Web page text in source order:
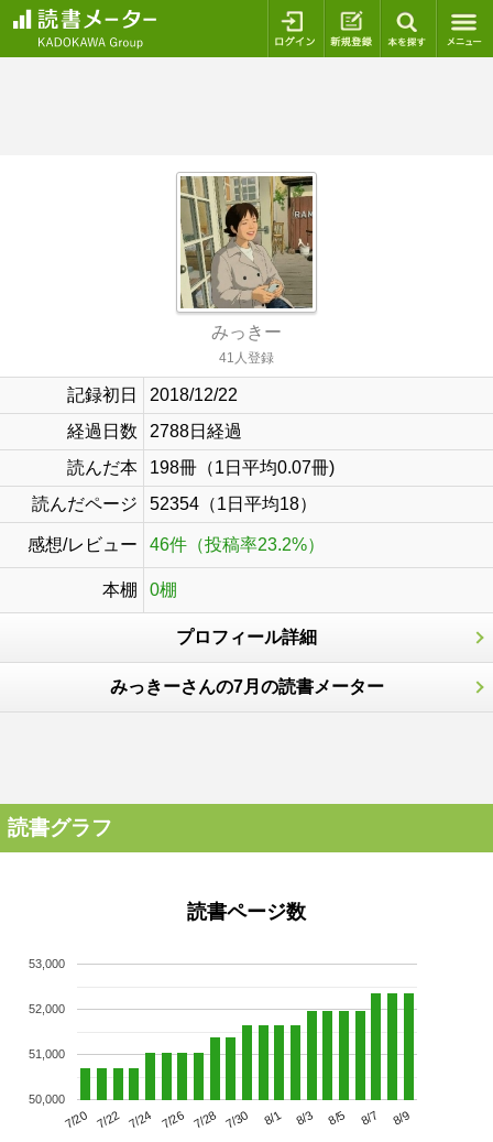
ログイン 新規登録
みっきー
41人登録
記録初日
2018/12/22
経過日数
2788日経過
読んだ本
198冊（1日平均0.07冊)
読んだページ
52354（1日平均18）
感想/レビュー 46件（投稿率23.2%）
本棚 0棚
プロフィール詳細
みっきーさんの7月の読書メーター
読書グラフ
読書ページ数
7/20 7/22 7/24 7/26 7/28 7/30 8/1 8/3 8/5 8/7 8/9
50,000
51,000
52,000
53,000